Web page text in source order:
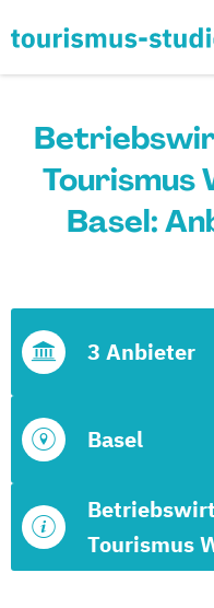
Tourismus
Basel:
Tourismus
Basel
3 Anbieter